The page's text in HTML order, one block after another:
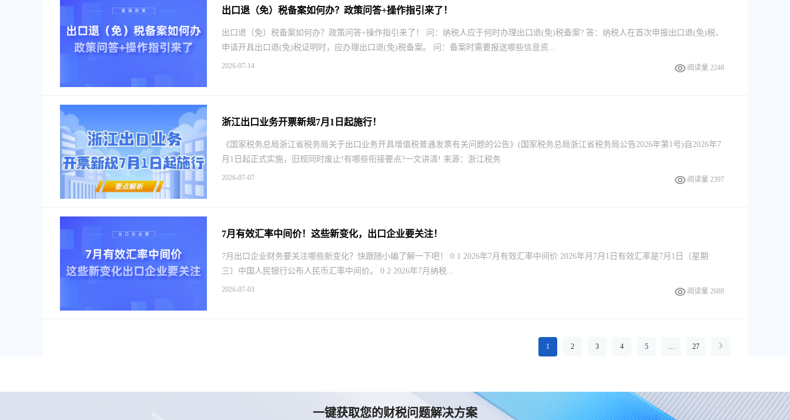
出口退（免）税备案如何办？政策问答+操作指引来了！
出口退（免）税备案如何办？政策问答+操作指引来了！ 问：纳税人应于何时办理出口退(免)税备案? 答：纳税人在首次申报出口退(免)税、
申请开具出口退(免)税证明时，应办理出口退(免)税备案。 问：备案时需要报送哪些信息资...
2026-07-14 阅读量 2248
浙江出口业务开票新规7月1日起施行！
《国家税务总局浙江省税务局关于出口业务开具增值税普通发票有关问题的公告》(国家税务总局浙江省税务局公告2026年第1号)自2026年7
月1日起正式实施，旧规同时废止!有哪些衔接要点?一文讲清! 来源：浙江税务
2026-07-07 阅读量 2397
7月有效汇率中间价！这些新变化，出口企业要关注！
7月出口企业财务要关注哪些新变化？快跟随小编了解一下吧！ 0 1 2026年7月有效汇率中间价 2026年月7月1日有效汇率是7月1日（星期
三）中国人民银行公布人民币汇率中间价。 0 2 2026年7月纳税...
2026-07-03 阅读量 2689
1 2 3 4 5 … 27
一键获取您的财税问题解决方案